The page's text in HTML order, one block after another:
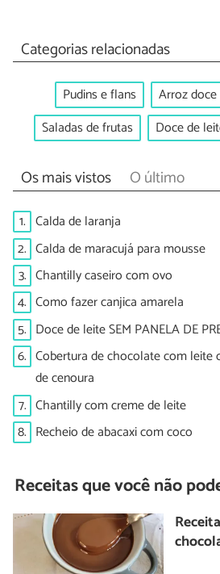
Categorias relacionadas
Pudins e flans Arroz doce
Saladas de frutas
Doce de
Os mais vistos O último
1. Calda de laranja
2. Calda de maracujá para mousse
3. Chantilly caseiro com ovo
4. Como fazer canjica amarela
5. Doce de leite SEM PANELA DE
6. Cobertura de chocolate com leite
de cenoura
7. Chantilly com creme de leite
8. Recheio de abacaxi com coco
Receitas que você não